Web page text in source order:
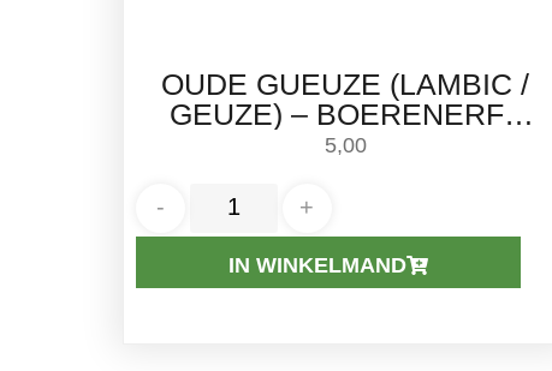
OUDE GUEUZE (LAMBIC /
GEUZE) – BOERENERF |
375ML
5,00
- +
IN WINKELMAND